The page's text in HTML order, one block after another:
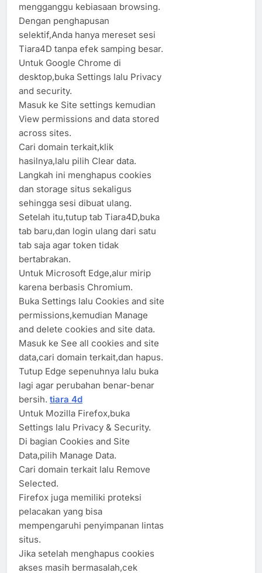
mengganggu kebiasaan browsing.
Dengan penghapusan
selektif,Anda hanya mereset sesi
Tiara4D tanpa efek samping besar.
Untuk Google Chrome di
desktop,buka Settings lalu Privacy
and security.
Masuk ke Site settings kemudian
View permissions and data stored
across sites.
Cari domain terkait,klik
hasilnya,lalu pilih Clear data.
Langkah ini menghapus cookies
dan storage situs sekaligus
sehingga sesi dibuat ulang.
Setelah itu,tutup tab Tiara4D,buka
tab baru,dan login ulang dari satu
tab saja agar token tidak
bertabrakan.
Untuk Microsoft Edge,alur mirip
karena berbasis Chromium.
Buka Settings lalu Cookies and site
permissions,kemudian Manage
and delete cookies and site data.
Masuk ke See all cookies and site
data,cari domain terkait,dan hapus.
Tutup Edge sepenuhnya lalu buka
lagi agar perubahan benar-benar
bersih. tiara 4d
Untuk Mozilla Firefox,buka
Settings lalu Privacy & Security.
Di bagian Cookies and Site
Data,pilih Manage Data.
Cari domain terkait lalu Remove
Selected.
Firefox juga memiliki proteksi
pelacakan yang bisa
mempengaruhi penyimpanan lintas
situs.
Jika setelah menghapus cookies
akses masih bermasalah,cek